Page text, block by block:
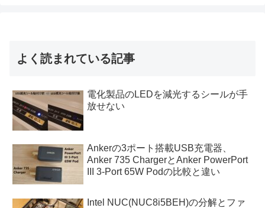
よく読まれている記事
電化製品のLEDを減光するシールが手
放せない
Ankerの3ポート搭載USB充電器、
Anker 735 ChargerとAnker PowerPort
III 3-Port 65W Podの比較と違い
Intel NUC(NUC8i5BEH)の分解とファ